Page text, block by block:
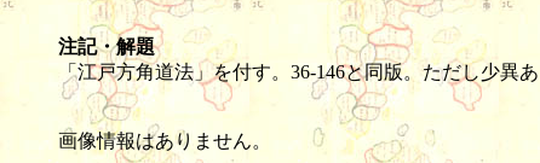
注記・解題
「江戸方角道法」を付す。36-146と同版。ただし少異
画像情報はありません。